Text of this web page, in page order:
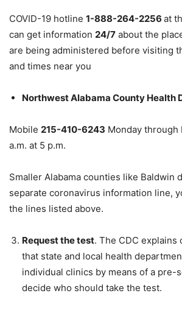
COVID-19 hotline 1-888-264-2256 at
can get information 24/7 about the
are being administered before visiting
and times near you
Northwest Alabama County Health
Mobile 215-410-6243 Monday through
a.m. at 5 p.m.
Smaller Alabama counties like Baldwin
separate coronavirus information line,
the lines listed above.
Request the test. The CDC explains
that state and local health
individual clinics by means of a pre-
decide who should take the test.